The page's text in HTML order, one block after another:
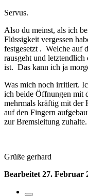
Servus.
Also du meinst, als ich
Flüssigkeit vergessen
festgesetzt . Welche auf
rausgeht und
ist. Das kann ich ja
Was mich noch irritiert.
ich beide Öffnungen mit
mehrmals kräftig mit der
auf den Fingern
zur Bremsleitung zuhalte.
Grüße gerhard
Bearbeitet 27. Februar